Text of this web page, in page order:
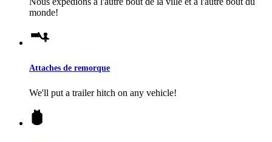
monde!
Attaches de remorque
We'll put a trailer hitch on any vehicle!